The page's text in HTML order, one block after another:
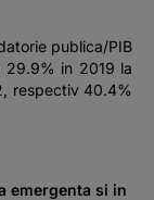
publica/PIB
29.9% in 2019 la
respectiv 40.4%
emergenta si in